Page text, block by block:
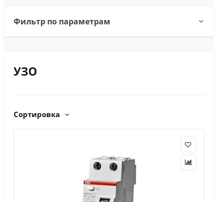
Фильтр по параметрам
УЗО
Сортировка